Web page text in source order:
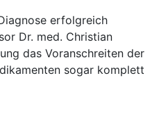
erfolgreich
Dr. med. Christian
das Voranschreiten der
sogar komplett